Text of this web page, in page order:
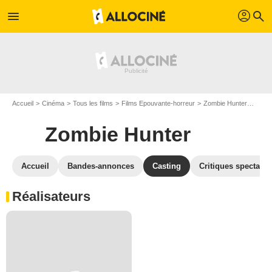
menu profil search
Accueil Cinéma Tous les films Films Epouvante-horreur Zombie Hunter
Zombie Hunter
Accueil Bandes-annonces Casting Critiques
Réalisateurs